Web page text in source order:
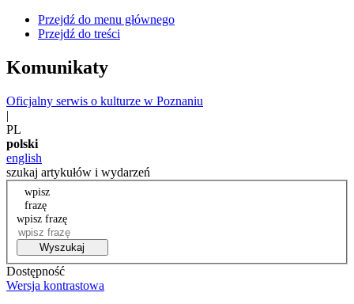
Przejdź do menu głównego
Przejdź do treści
Komunikaty
Oficjalny serwis o kulturze w Poznaniu
|
PL
polski
english
szukaj artykułów i wydarzeń
wpisz
frazę
wpisz frazę
Wyszukaj
Dostępność
Wersja kontrastowa